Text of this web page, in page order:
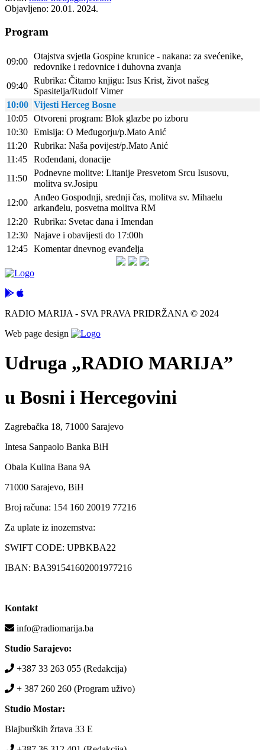
Objavljeno: 20.01. 2024.
Program
09:00
Otajstva svjetla Gospine krunice - nakana: za svećenike,
redovnike i redovnice i duhovna zvanja
09:40
Rubrika: Čitamo knjigu: Isus Krist, život našeg
Spasitelja/Rudolf Vimer
10:00 Vijesti Herceg Bosne
10:05 Otvoreni program: Blok glazbe po izboru
10:30 Emisija: O Međugorju/p.Mato Anić
11:20
Rubrika: Naša povijest/p.Mato Anić
11:45
Rođendani, donacije
11:50
Podnevne molitve: Litanije Presvetom Srcu Isusovu,
molitva sv.Josipu
12:00
Anđeo Gospodnji, srednji čas, molitva sv. Mihaelu
arkanđelu, posvetna molitva RM
12:20 Rubrika: Svetac dana i Imendan
12:30 Najave i obavijesti do 17:00h
12:45 Komentar dnevnog evanđelja
RADIO MARIJA - SVA PRAVA PRIDRŽANA © 2024
Web page design
Udruga „RADIO MARIJA”
u Bosni i Hercegovini
Zagrebačka 18, 71000 Sarajevo
Intesa Sanpaolo Banka BiH
Obala Kulina Bana 9A
71000 Sarajevo, BiH
Broj računa: 154 160 20019 77216
Za uplate iz inozemstva:
SWIFT CODE: UPBKBA22
IBAN: BA391541602001977216
Kontakt
info@radiomarija.ba
Studio Sarajevo:
+387 33 263 055 (Redakcija)
+ 387 260 260 (Program uživo)
Studio Mostar:
Blajburških žrtava 33 E